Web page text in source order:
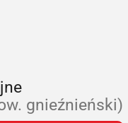
gnieźnieński)